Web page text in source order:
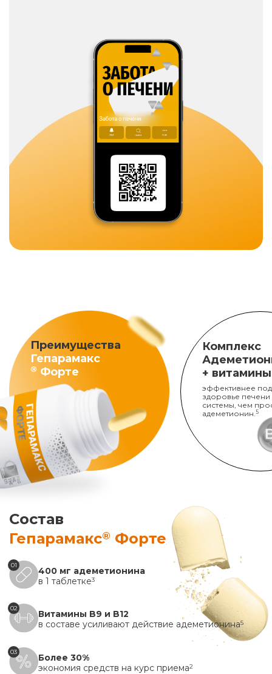
Преимущества
Гепарамакс
® Форте
Комплекс
+
эффективнее
здоровье печени
системы, чем
адеметионин. 5
Состав
Гепарамакс® Форте
01
400 мг адеметионина
в 1 таблетке3
02
Витамины B9 и B12
в составе усиливают действие адеметионина5
03
Более 30%
экономия средств на курс приема2